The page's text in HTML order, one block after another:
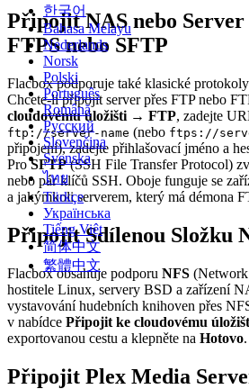
한국어
Bahasa Melayu
Nederlands
Norsk
Polski
Português
Română
Русский
Slovenčina
Svenska
ไทย
Türkçe
Українська
Tiếng Việt
简体中文
繁體中文
Připojit NAS nebo Server
FTPS nebo SFTP
Flacbox podporuje také klasické
Chcete-li připojit server přes FTP nebo
cloudovému úložišti → FTP, zadejte
ftp://server-name (nebo ftps://
připojení), zadejte přihlašovací jméno a
ProSFTP(SSH File Transfer Protocol)
nebo pár klíčů SSH. Oboje funguje se
a jakýmkoli serverem, který má démona
Připojit Sdílenou Složku
Flacbox obsahuje podporu NFS
hostitele Linux, servery BSD a zařízení
vystavování hudebních knihoven přes
v nabídce Připojit ke cloudovému
exportovanou cestu a klepněte na Hotovo.
Připojit Plex Media